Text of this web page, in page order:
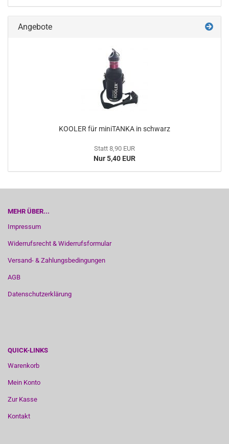
Angebote
KOOLER für miniTANKA in schwarz
Statt 8,90 EUR
Nur 5,40 EUR
MEHR ÜBER...
Impressum
Widerrufsrecht & Widerrufsformular
Versand- & Zahlungsbedingungen
AGB
Datenschutzerklärung
QUICK-LINKS
Warenkorb
Mein Konto
Zur Kasse
Kontakt